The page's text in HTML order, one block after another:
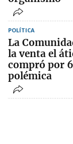
POLÍTICA
La
la venta el
compró por
polémica